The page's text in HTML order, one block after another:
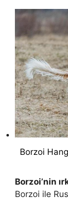
Borzoi
Borzoi’nin
Borzoi ile